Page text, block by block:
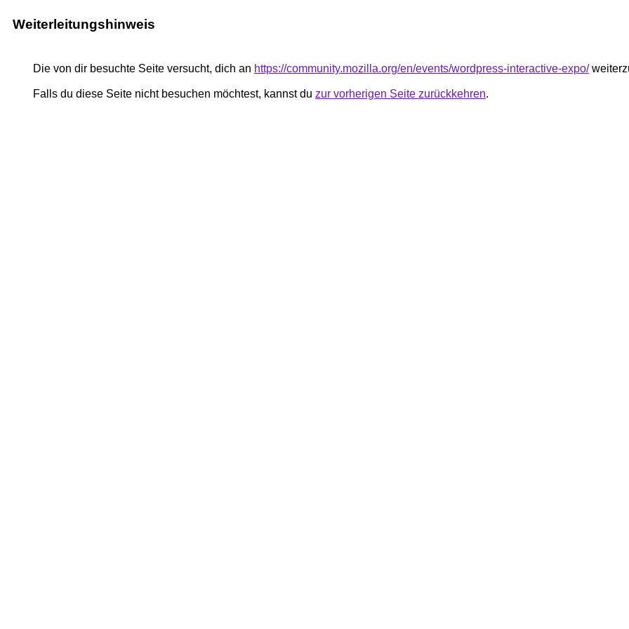
Weiterleitungshinweis
Die von dir besuchte Seite versucht, dich an https://community.mozilla.org/en/events/wordpress-interactive-expo/
Falls du diese Seite nicht besuchen möchtest, kannst du zur vorherigen Seite zurückkehren.